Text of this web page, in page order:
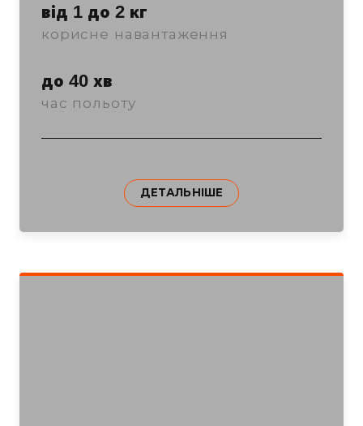
від 1 до 2 кг
корисне навантаження
до 40 хв
час польоту
ДЕТАЛЬНІШЕ